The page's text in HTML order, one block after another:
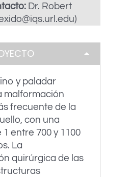
Dr. Robert
y paladar
malformación
frecuente de la
con una
entre 700 y 1100
La
quirúrgica de las